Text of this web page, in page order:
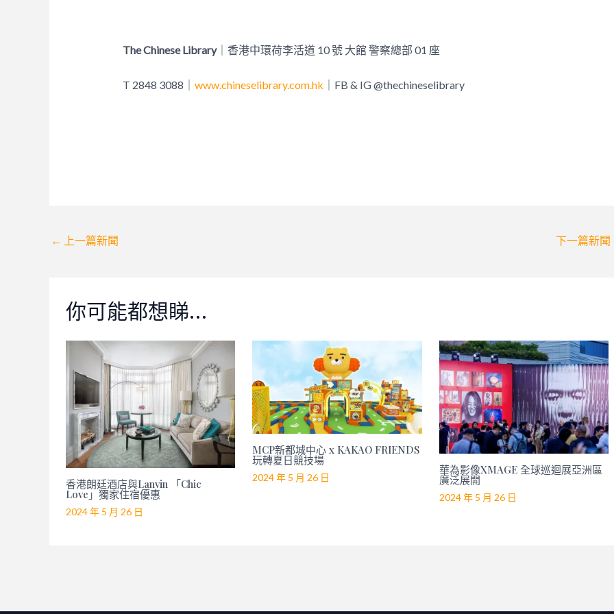
The Chinese Library｜香港中環荷李活道 10 號 大館 警察總部 01 座
T 2848 3088｜ www.chineselibrary.com.hk ｜FB & IG @thechineselibrary
Post
← 上一篇新聞 下一篇新聞
你可能都想睇…
香港朗廷酒店與Lanvin 「Chic
Love」獨家住宿優惠
2024 年 5 月 26 日
MCP新都城中心 x KAKAO FRIENDS
玩轉夏日競技場
2024 年 5 月 26 日
華為影像XMAGE 全球巡迴展亞洲區
廣泛展開
2024 年 5 月 26 日